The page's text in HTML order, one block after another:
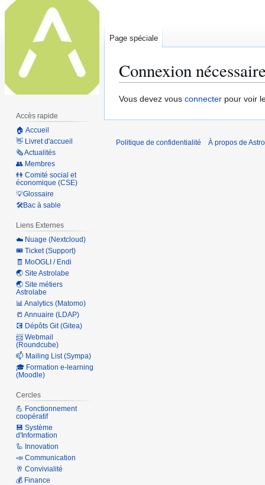
Connexion
Aller
navigation
Aller
recherche
Vous devez vous connecter pour voir
Page spéciale
Accès rapide
🏠 Accueil
👋 Livret d'accueil
🗞 Actualités
👥 Membres
👫 Comité social et
économique (CSE)
💡Glossaire
🛠️Bac à sable
Liens Externes
☁️ Nuage (Nextcloud)
🎟️ Ticket (Support)
🧾 MoOGLI / Endi
🌏 Site Astrolabe
🌏 Site métiers
Astrolabe
📊 Analytics (Matomo)
📒 Annuaire (LDAP)
💽 Dépôts Git (Gitea)
📨 Webmail
(Roundcube)
📫 Mailing List (Sympa)
🎓 Formation e-learning
(Moodle)
Cercles
💪 Fonctionnement
coopératif
💾 Système
d'Information
🦾 Innovation
📣 Communication
🥂 Convivialité
💰 Finance
Politique de confidentialité À propos de